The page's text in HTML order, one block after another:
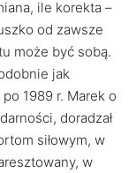
ile korekta –
od zawsze
może być sobą.
jak
1989 r. Marek o
doradzał
siłowym, w
w